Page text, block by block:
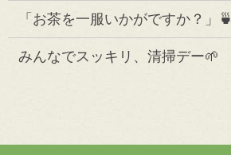
「お茶を一服いかがですか？」🍵
みんなでスッキリ、清掃デー🌱